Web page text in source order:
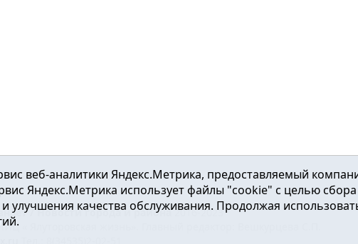
/ Новости города и района2016-2023
« Ялуторовская жизнь». Главный редактор: Вешкурцева С.П.
веб-аналитики Яндекс.Метрика, предоставляемый
Яндекс.Метрика использует файлы "cookie" с целью
улучшения качества обслуживания. Продолжая